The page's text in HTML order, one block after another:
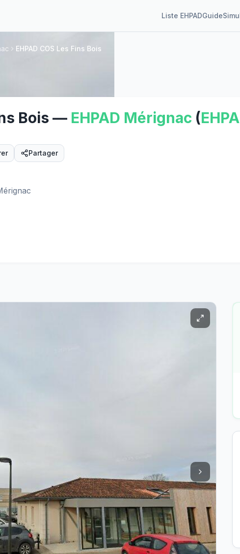
Liste EHPADGuide
EHPAD COS Les Fins Bois
Bois — EHPAD Mérignac (
Partager